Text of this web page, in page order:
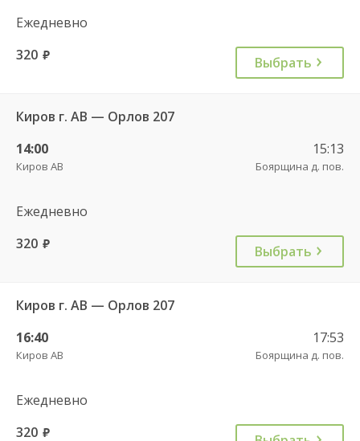
Ежедневно
320 руб. Выбрать
Киров г. АВ — Орлов 207
14:00
Киров АВ
15:13
Боярщина д. пов.
Ежедневно
320 руб. Выбрать
Киров г. АВ — Орлов 207
16:40
Киров АВ
17:53
Боярщина д. пов.
Ежедневно
320 руб.